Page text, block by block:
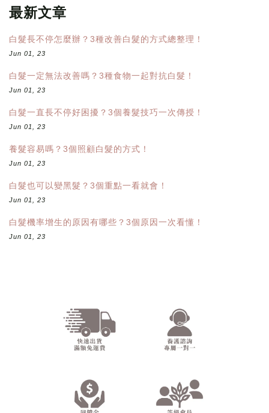
最新文章
白髮長不停怎麼辦？3種改善白髮的方式總整理！
Jun 01, 23
白髮一定無法改善嗎？3種食物一起對抗白髮！
Jun 01, 23
白髮一直長不停好困擾？3個養髮技巧一次傳授！
Jun 01, 23
養髮容易嗎？3個照顧白髮的方式！
Jun 01, 23
白髮也可以變黑髮？3個重點一看就會！
Jun 01, 23
白髮機率增生的原因有哪些？3個原因一次看懂！
Jun 01, 23